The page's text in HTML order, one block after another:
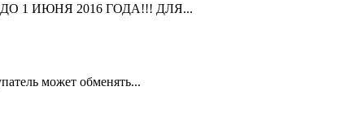
1 ИЮНЯ 2016 ГОДА!!! ДЛЯ...
может обменять...